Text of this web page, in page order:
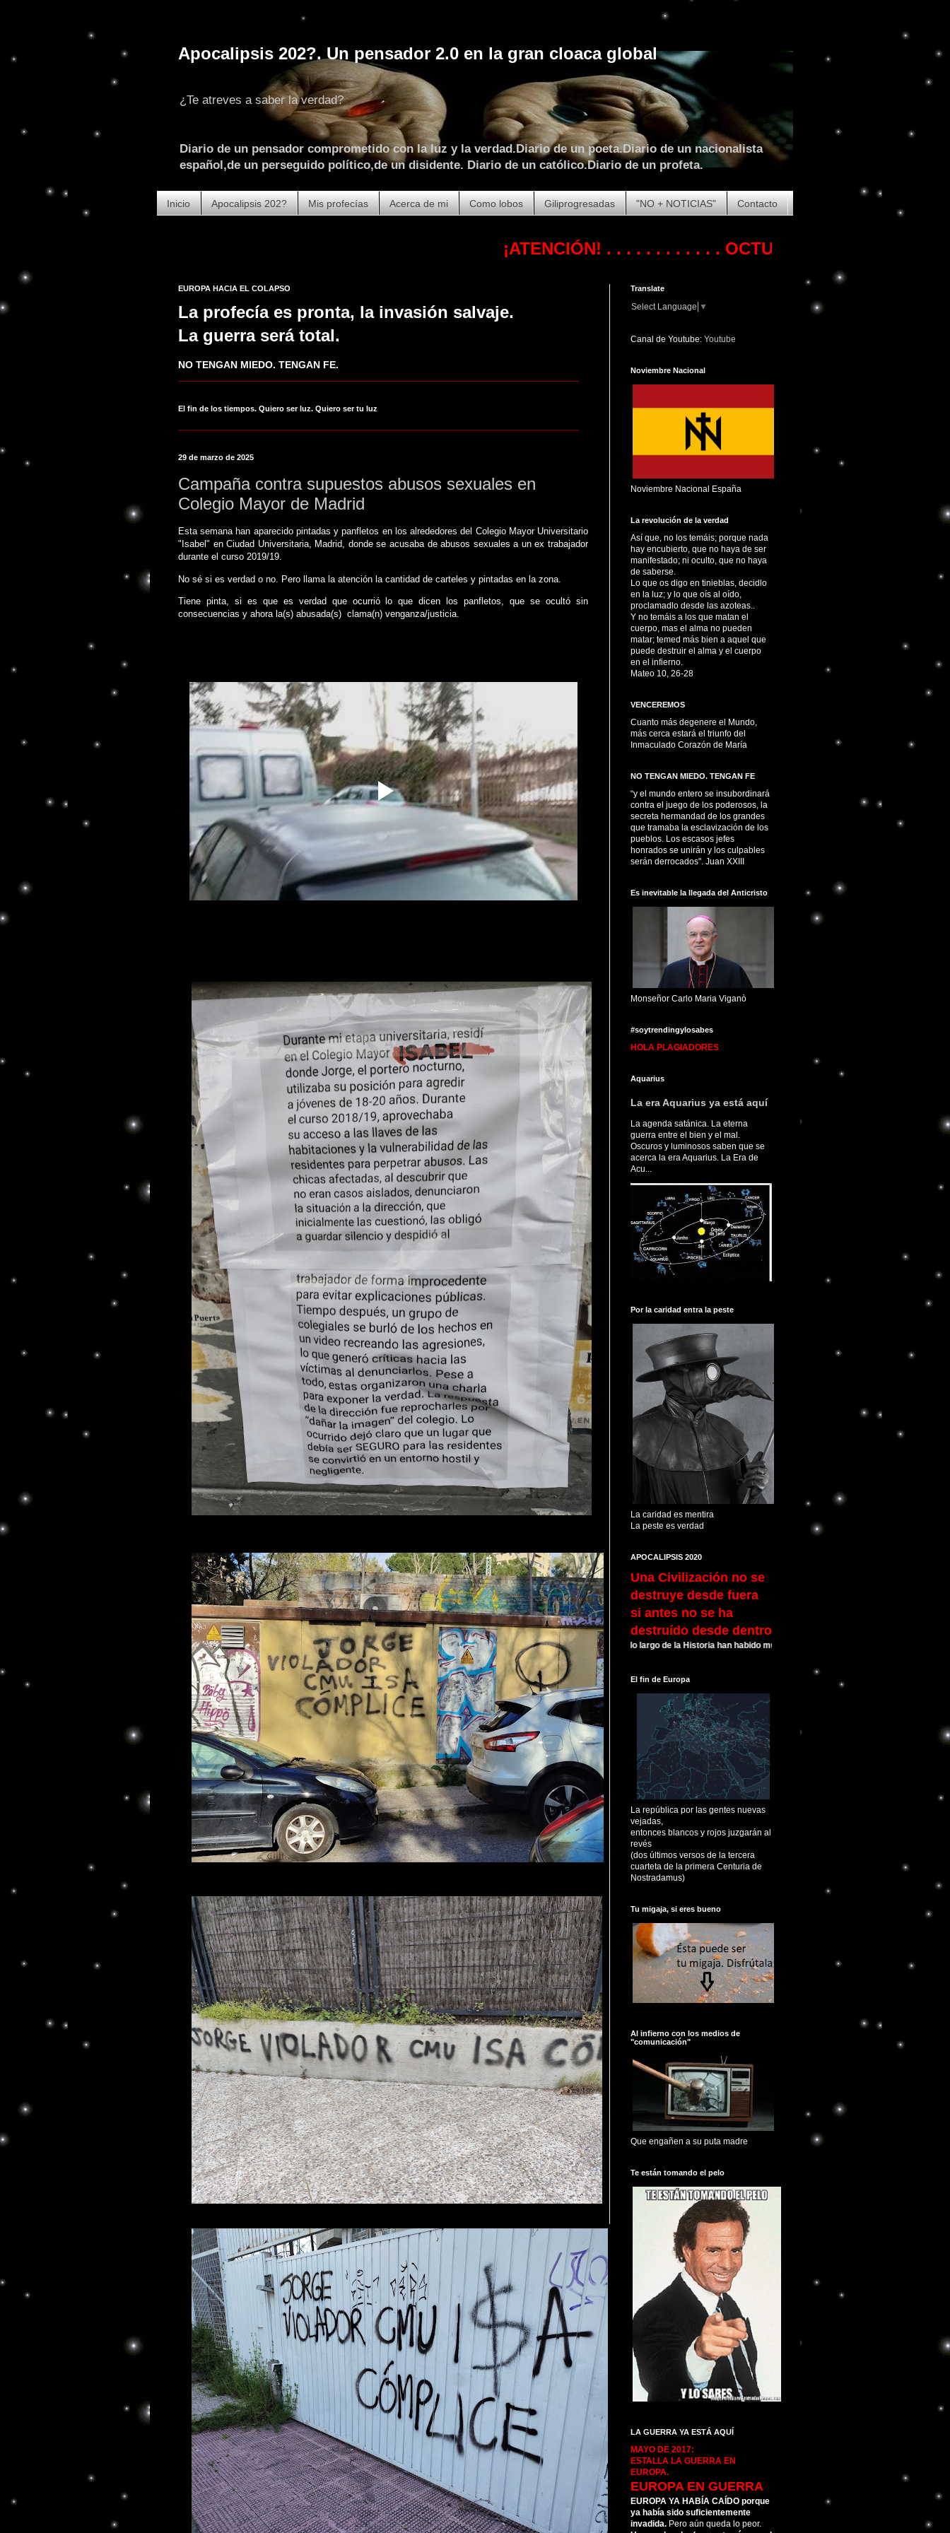
Apocalipsis 202?. Un pensador 2.0 en la gran cloaca global
¿Te atreves a saber la verdad?
Diario de un pensador comprometido con la luz y la verdad.Diario de un poeta.Diario de un nacionalista
español,de un perseguido político,de un disidente. Diario de un católico.Diario de un profeta.
Inicio Apocalipsis 202? Mis profecías Acerca de mi Como lobos Giliprogresadas "NO + NOTICIAS" Contacto
¡ATENCIÓN!. . . . . . . . . . . .OCTUBRE DE 2023. COMIENZA LA
EUROPA HACIA EL COLAPSO
La profecía es pronta, la invasión salvaje.
La guerra será total.
NO TENGAN MIEDO. TENGAN FE.
El fin de los tiempos. Quiero ser luz. Quiero ser tu luz
29 de marzo de 2025
Campaña contra supuestos abusos sexuales en
Colegio Mayor de Madrid
Esta semana han aparecido pintadas y panfletos en los alrededores del Colegio Mayor Universitario
"Isabel" en Ciudad Universitaria, Madrid, donde se acusaba de abusos sexuales a un ex trabajador
durante el curso 2019/19.
No sé si es verdad o no. Pero llama la atención la cantidad de carteles y pintadas en la zona.
Tiene pinta, si es que es verdad que ocurrió lo que dicen los panfletos, que se ocultó sin
consecuencias y ahora la(s) abusada(s) clama(n) venganza/justicia.
Translate
Select Language ▼
Canal de Youtube: Youtube
Noviembre Nacional
Noviembre Nacional España
La revolución de la verdad
Así que, no los temáis; porque nada
hay encubierto, que no haya de ser
manifestado; ni oculto, que no haya
de saberse.
Lo que os digo en tinieblas, decidlo
en la luz; y lo que oís al oído,
proclamadlo desde las azoteas..
Y no temáis a los que matan el
cuerpo, mas el alma no pueden
matar; temed más bien a aquel que
puede destruir el alma y el cuerpo
en el infierno.
Mateo 10, 26-28
VENCEREMOS
Cuanto más degenere el Mundo,
más cerca estará el triunfo del
Inmaculado Corazón de María
NO TENGAN MIEDO. TENGAN FE
“y el mundo entero se insubordinará
contra el juego de los poderosos, la
secreta hermandad de los grandes
que tramaba la esclavización de los
pueblos. Los escasos jefes
honrados se unirán y los culpables
serán derrocados". Juan XXIII
Es inevitable la llegada del Anticristo
Monseñor Carlo Maria Viganò
#soytrendingylosabes
HOLA PLAGIADORES
Aquarius
La era Aquarius ya está aquí
La agenda satánica. La eterna
guerra entre el bien y el mal.
Oscuros y luminosos saben que se
acerca la era Aquarius. La Era de
Acu...
Por la caridad entra la peste
La caridad es mentira
La peste es verdad
APOCALIPSIS 2020
Una Civilización no se
destruye desde fuera
si antes no se ha
destruído desde dentro
A lo largo de la Historia han habido muchas Civilizaciones que alcanzaron su esplendor y
El fin de Europa
La república por las gentes nuevas
vejadas,
entonces blancos y rojos juzgarán al
revés
(dos últimos versos de la tercera
cuarteta de la primera Centuria de
Nostradamus)
Tu migaja, si eres bueno
Al infierno con los medios de
"comunicación"
Que engañen a su puta madre
Te están tomando el pelo
LA GUERRA YA ESTÁ AQUÍ
MAYO DE 2017:
ESTALLA LA GUERRA EN
EUROPA.
EUROPA EN GUERRA
EUROPA YA HABÍA CAÍDO porque
ya había sido suficientemente
invadida. Pero aún queda lo peor.